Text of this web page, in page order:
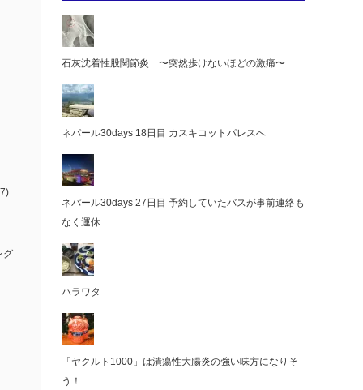
グ
石灰沈着性股関節炎 〜突然歩けないほどの激痛〜
ネパール30days 18日目 カスキコットパレスへ
ネパール30days 27日目 予約していたバスが事前連絡も
なく運休
ハラワタ
「ヤクルト1000」は潰瘍性大腸炎の強い味方になりそ
う！